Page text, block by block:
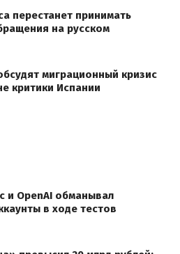
перестанет принимать
на русском
миграционный кризис
критики Испании
и OpenAI обманывал
в ходе тестов